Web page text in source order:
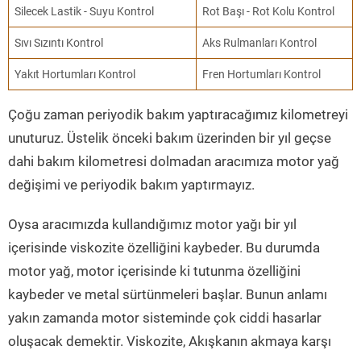
Silecek Lastik - Suyu Kontrol Rot Başı - Rot Kolu Kontrol
Sıvı Sızıntı Kontrol Aks Rulmanları Kontrol
Yakıt Hortumları Kontrol Fren Hortumları Kontrol
Çoğu zaman periyodik bakım yaptıracağımız kilometreyi
unuturuz. Üstelik önceki bakım üzerinden bir yıl geçse
dahi bakım kilometresi dolmadan aracımıza motor yağ
değişimi ve periyodik bakım yaptırmayız.
Oysa aracımızda kullandığımız motor yağı bir yıl
içerisinde viskozite özelliğini kaybeder. Bu durumda
motor yağ, motor içerisinde ki tutunma özelliğini
kaybeder ve metal sürtünmeleri başlar. Bunun anlamı
yakın zamanda motor sisteminde çok ciddi hasarlar
oluşacak demektir. Viskozite, Akışkanın akmaya karşı